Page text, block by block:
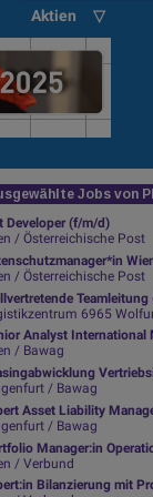
Aktien ▽
Varta
von /
social.com
VartaAG hat sich
CFO Michael
AG
Goods &
CFO Michael
Jobs von
Developer (f/m/d)
/ Österreichische Post
/ Österreichische Post
6965 Wolfurt /
Analyst International
/ Bawag
/ Bawag
Asset Liability
/ Bawag
Manager:in
/ Verbund
Bilanzierung mit